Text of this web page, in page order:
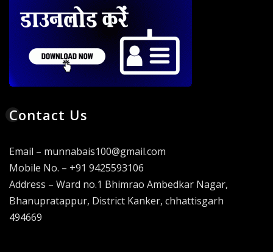
Contact Us
Email – munnabais100@gmail.com
Mobile No. – +91 9425593106
Address – Ward no.1 Bhimrao Ambedkar Nagar,
Bhanupratappur, District Kanker, chhattisgarh
494669